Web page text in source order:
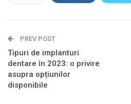
PREV POST
Tipuri de implanturi
dentare în 2023: o privire
asupra opțiunilor
disponibile